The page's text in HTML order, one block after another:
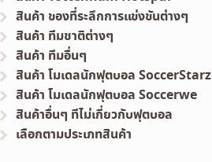
สินค้า ของที่ระลึกการแข่งขันต่างๆ
สินค้า ทีมชาติต่างๆ
สินค้า ทีมอื่นๆ
สินค้า โมเดลนักฟุตบอล SoccerStarz
สินค้า โมเดลนักฟุตบอล Soccerwe
สินค้าอื่นๆ ทีไม่เกี่ยวกับฟุตบอล
เลือกตามประเภทสินค้า